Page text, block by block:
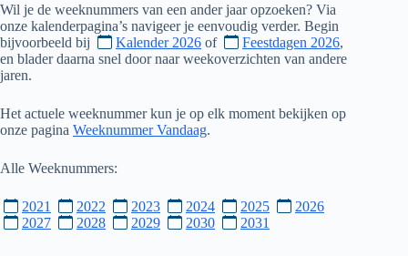
Wil je de weeknummers van een ander jaar opzoeken? Via
onze kalenderpagina’s navigeer je eenvoudig verder. Begin
bijvoorbeeld bij
Kalender 2026 of Feestdagen 2026,
en blader daarna snel door naar weekoverzichten van andere
jaren.
Het actuele weeknummer kun je op elk moment bekijken op
onze pagina Weeknummer Vandaag.
Alle Weeknummers:
2021 2022 2023 2024 2025
2026
2027
2028 2029 2030 2031